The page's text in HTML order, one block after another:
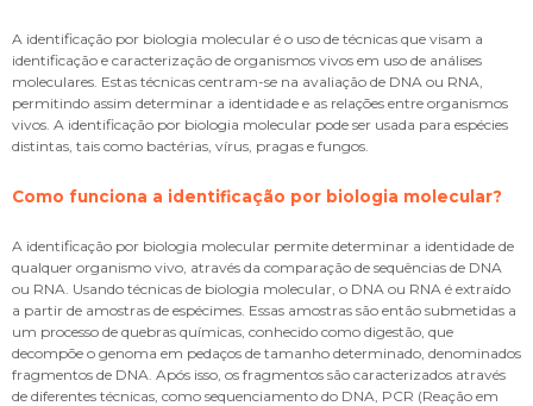
A identificação por biologia molecular é o uso de técnicas que visam a
identificação e caracterização de organismos vivos em uso de análises
moleculares. Estas técnicas centram-se na avaliação de DNA ou RNA,
permitindo assim determinar a identidade e as relações entre organismos
vivos. A identificação por biologia molecular pode ser usada para espécies
distintas, tais como bactérias, vírus, pragas e fungos.
Como funciona a identificação por biologia molecular?
A identificação por biologia molecular permite determinar a identidade de
qualquer organismo vivo, através da comparação de sequências de DNA
ou RNA. Usando técnicas de biologia molecular, o DNA ou RNA é extraído
a partir de amostras de espécimes. Essas amostras são então submetidas a
um processo de quebras químicas, conhecido como digestão, que
decompõe o genoma em pedaços de tamanho determinado, denominados
fragmentos de DNA. Após isso, os fragmentos são caracterizados através
de diferentes técnicas, como sequenciamento do DNA, PCR (Reação em